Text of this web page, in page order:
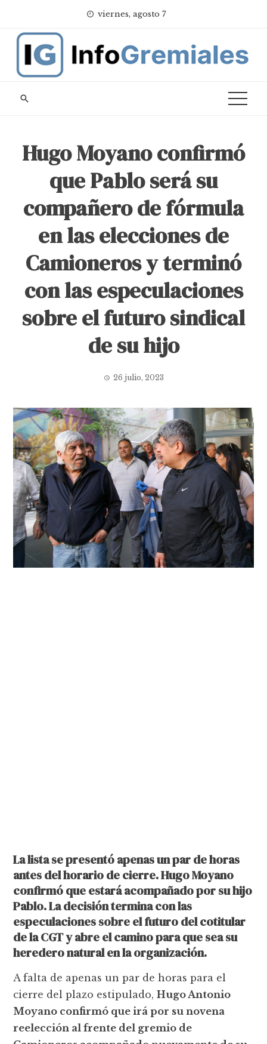
content
viernes, agosto 7
Hugo Moyano confirmó
que Pablo será su
compañero de fórmula
en las elecciones de
Camioneros y terminó
con las especulaciones
sobre el futuro sindical
de su hijo
26 julio, 2023
La lista se presentó apenas un par de horas
antes del horario de cierre. Hugo Moyano
confirmó que estará acompañado por su hijo
Pablo. La decisión termina con las
especulaciones sobre el futuro del cotitular
de la CGT y abre el camino para que sea su
heredero natural en la organización.
A falta de apenas un par de horas para el
cierre del plazo estipulado,Hugo Antonio
Moyano confirmó que irá por su novena
reelección al frente del gremio de